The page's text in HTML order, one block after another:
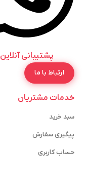
پشتیبانی آنلاین
ارتباط با ما
خدمات مشتریان
سبد خرید
پیگیری سفارش
حساب کاربری